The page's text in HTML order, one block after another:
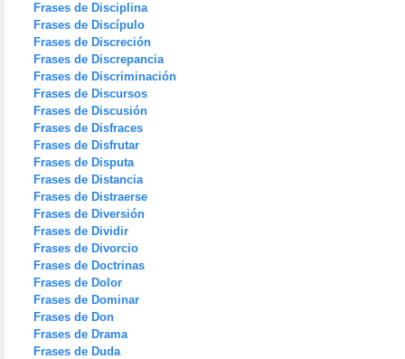
Frases de Disciplina
Frases de Discípulo
Frases de Discreción
Frases de Discrepancia
Frases de Discriminación
Frases de Discursos
Frases de Discusión
Frases de Disfraces
Frases de Disfrutar
Frases de Disputa
Frases de Distancia
Frases de Distraerse
Frases de Diversión
Frases de Dividir
Frases de Divorcio
Frases de Doctrinas
Frases de Dolor
Frases de Dominar
Frases de Don
Frases de Drama
Frases de Duda